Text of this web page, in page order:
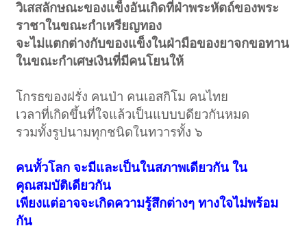
วิเสสลักษณะของแข็งอันเกิดที่ฝ่าพระหัตถ์ของพระ
ราชาในขณะกำเหรียญทอง
จะไม่แตกต่างกับของแข็งในฝ่ามือของยาจกขอทาน
ในขณะกำเศษเงินที่มีคนโยนให้
โกรธของฝรั่ง คนป่า คนเอสกิโม คนไทย
เวลาที่เกิดขึ้นที่ใจแล้วเป็นแบบบดียวกันหมด
รวมทั้งรูปนามทุกชนิดในทวารทั้ง ๖
คนทั้วโลก จะมีและเป็นในสภาพเดียวกัน ใน
คุณสมบัติเดียวกัน
เพียงแต่อาจจะเกิดความรู้สึกต่างๆ ทางใจไม่พร้อม
กัน